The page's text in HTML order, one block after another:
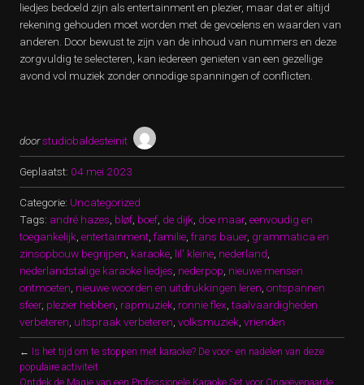
liedjes bedoeld zijn als entertainment en plezier, maar dat er altijd
rekening gehouden moet worden met de gevoelens en waarden van
anderen. Door bewust te zijn van de inhoud van nummers en deze
zorgvuldig te selecteren, kan iedereen genieten van een gezellige
avond vol muziek zonder onnodige spanningen of conflicten.
doorstudiobaldesteinit
Geplaatst: 04 mei 2023
Categorie: Uncategorized
Tags: andré hazes bløf boef de dijk doe maar, eenvoudig en
toegankelijk entertainment familie frans bauer, grammatica en
zinsopbouw begrijpen karaoke lil' kleine nederland
nederlandstalige karaoke liedjes nederpop nieuwe mensen
ontmoeten nieuwe woorden en uitdrukkingen leren ontspannen
sfeer, plezier hebben rapmuziek ronnie flex ,taalvaardigheden
verbeteren uitspraak verbeteren volksmuziek vrienden
←
Is het tijd om te stoppen met karaoke? De voor- en nadelen van deze
populaire activiteit
Ontdek de Magie van een Professionele Karaoke Set voor Ongeëvenaarde